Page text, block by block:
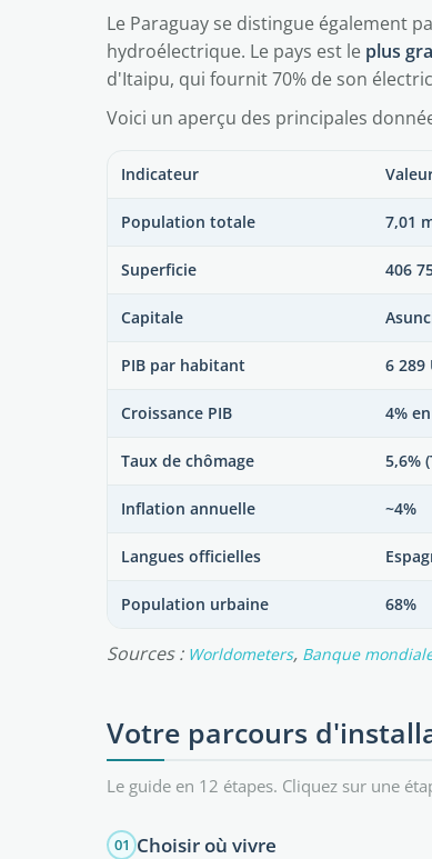
Le Paraguay se distingue également
hydroélectrique. Le pays est le plus
d'Itaipu, qui fournit 70% de son
Voici un aperçu des principales
Indicateur
Population totale 7,01
Superficie 406
Capitale
PIB par habitant 6 289
Croissance PIB 4%
Taux de chômage 5,6%
Inflation annuelle ~4%
Langues officielles
Population urbaine 68%
Sources : Worldometers, Banque
Votre parcours
Le guide en 12 étapes. Cliquez sur une
01 Choisir où vivre